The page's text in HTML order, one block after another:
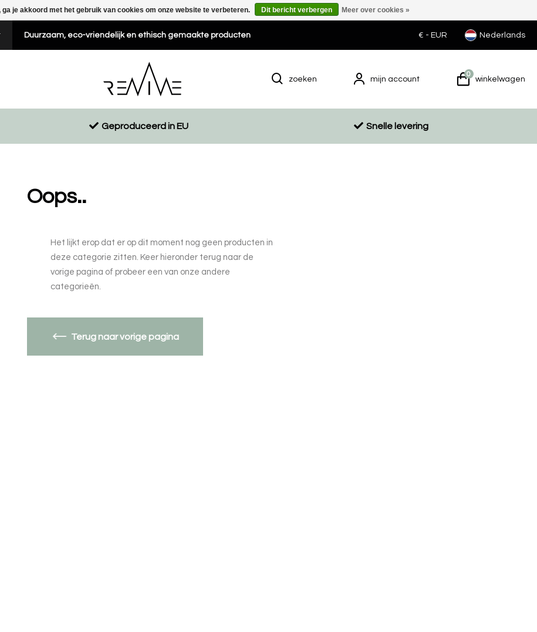
Duurzaam, eco-vriendelijk en ethisch gemaakte producten € - EUR Nederlands
zoeken mijn account
0
winkelwagen
Geproduceerd in EU Snelle levering
Oops..
Het lijkt erop dat er op dit moment nog geen producten in
deze categorie zitten. Keer hieronder terug naar de
vorige pagina of probeer een van onze andere
categorieën.
Terug naar vorige pagina
je akkoord met het gebruik van cookies om onze website te verbeteren. Dit bericht verbergen Meer over cookies »